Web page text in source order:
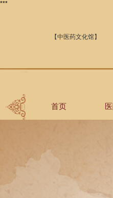
***
【中医药文化馆】
首页